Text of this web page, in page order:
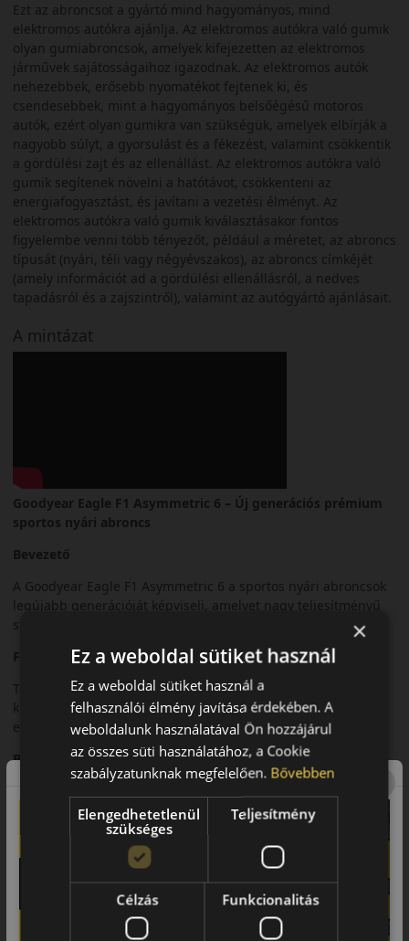
Ezt az abroncsot a gyártó mind hagyományos, mind
elektromos autókra ajánlja. Az elektromos autókra való gumik
olyan gumiabroncsok, amelyek kifejezetten az elektromos
járművek sajátosságaihoz igazodnak. Az elektromos autók
nehezebbek, erősebb nyomatékot fejtenek ki, és
csendesebbek, mint a hagyományos belsőégésű motoros
autók, ezért olyan gumikra van szükségük, amelyek elbírják a
nagyobb súlyt, a gyorsulást és a fékezést, valamint csökkentik
a gördülési zajt és az ellenállást. Az elektromos autókra való
gumik segítenek növelni a hatótávot, csökkenteni az
energiafogyasztást, és javítani a vezetési élményt. Az
elektromos autókra való gumik kiválasztásakor fontos
figyelembe venni több tényezőt, például a méretet, az abroncs
típusát (nyári, téli vagy négyévszakos), az abroncs címkéjét
(amely információt ad a gördülési ellenállásról, a nedves
tapadásról és a zajszintről), valamint az autógyártó ajánlásait.
A mintázat
Goodyear Eagle F1 Asymmetric 6 – Új generációs prémium
sportos nyári abroncs
Bevezető
A Goodyear Eagle F1 Asymmetric 6 a sportos nyári abroncsok
legújabb generációját képviseli, amelyet nagy teljesítményű
személyautókhoz fejlesztettek.
Futófelület és tapadás
Továbbfejlesztett aszimmetrikus futófelületi mintázata
kiemelkedő tapadást biztosít száraz és nedves útfelületen
egyaránt.
Biztonsági jellemzők
jellemzi nagy sebességnél is.
Komfort és zajszint
Sportos karaktere ellenére is magas menetkomfortot és
alacsony zajszintet kínál.
Felhasználási ajánlás
×
Ez a weboldal sütiket használ
Ez a weboldal sütiket használ a
felhasználói élmény javítása érdekében. A
weboldalunk használatával Ön hozzájárul
az összes süti használatához, a Cookie
szabályzatunknak megfelelően. Bővebben
Elengedhetetlenül
szükséges
Teljesítmény
Célzás Funkcionalitás